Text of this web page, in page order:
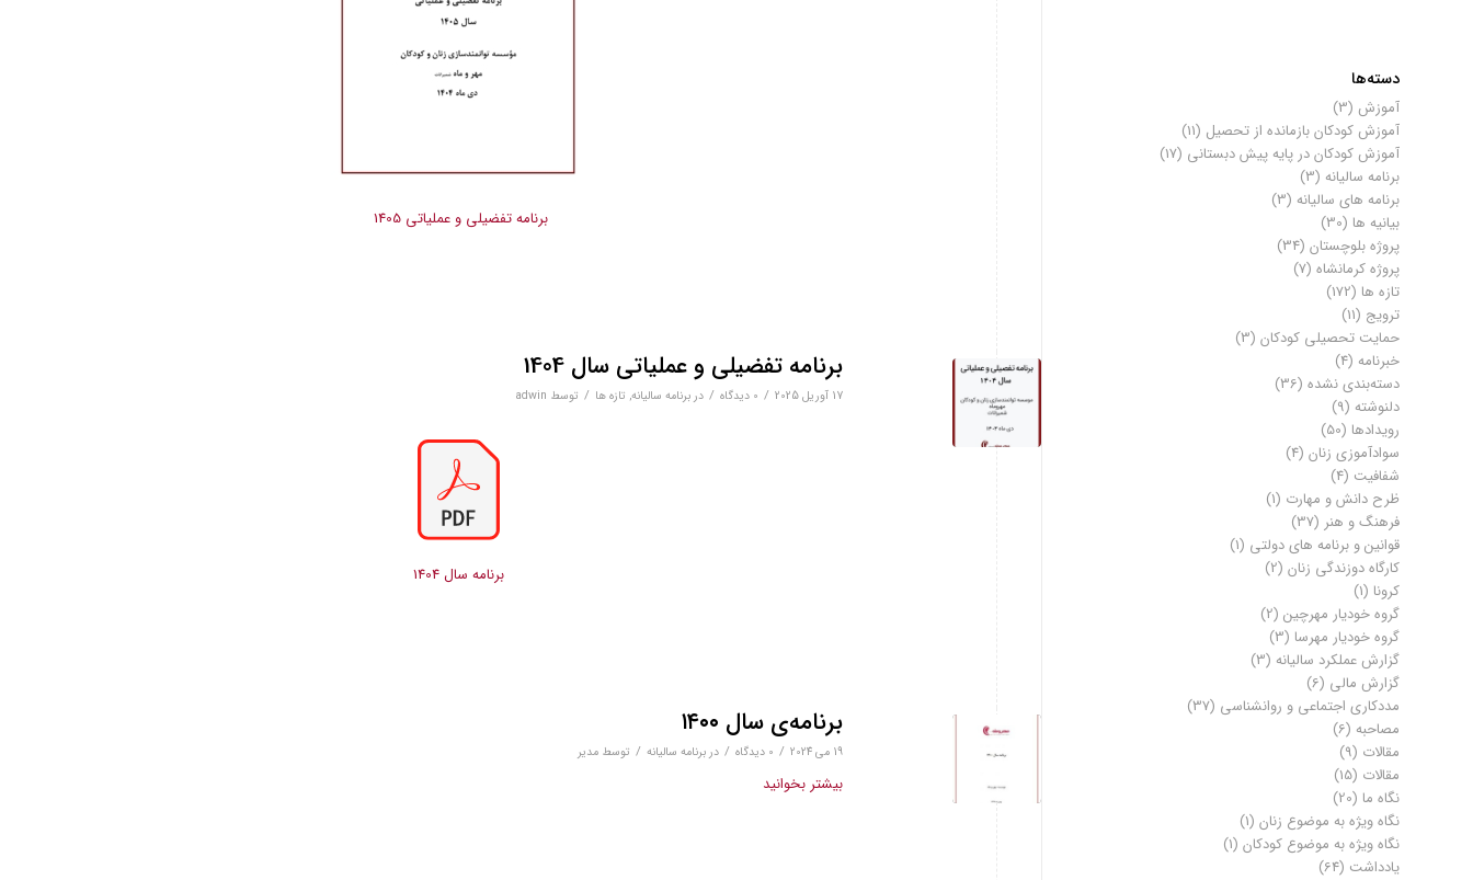
برنامه تفضیلی و عملیاتی 1405
برنامه تفضیلی و عملیاتی سال 1404
17 آوریل 2025 / 0 دیدگاه‌ / در برنامه سالیانه, تازه ها / توسط adwin
برنامه سال 1404
برنامه‌ی سال ۱۴۰۰
19 می 2024 / 0 دیدگاه‌ / در برنامه سالیانه / توسط مدیر
بیشتر بخوانید
دسته‌ها
آموزش (3)
آموزش کودکان بازمانده از تحصیل (11)
آموزش کودکان در پایه پیش دبستانی (17)
برنامه سالیانه (3)
برنامه های سالیانه (3)
بیانیه ها (30)
پروژه بلوچستان (34)
پروژه کرمانشاه (7)
تازه ها (172)
ترویج (11)
حمایت تحصیلی کودکان (3)
خبرنامه (4)
دسته‌بندی نشده (36)
دلنوشته (9)
رویدادها (50)
سوادآموزی زنان (4)
شفافیت (4)
ظرح دانش و مهارت (1)
فرهنگ و هنر (37)
قوانین و برنامه های دولتی (1)
کارگاه دوزندگی زنان (2)
کرونا (1)
گروه خودیار مهرچین (2)
گروه خودیار مهرسا (3)
گزارش عملکرد سالیانه (3)
گزارش مالی (6)
مددکاری اجتماعی و روانشناسی (37)
مصاحبه (6)
مقالات (9)
مقالات (15)
نگاه ما (20)
نگاه ویژه به موضوع زنان (1)
نگاه ویژه به موضوع کودکان (1)
یادداشت (64)